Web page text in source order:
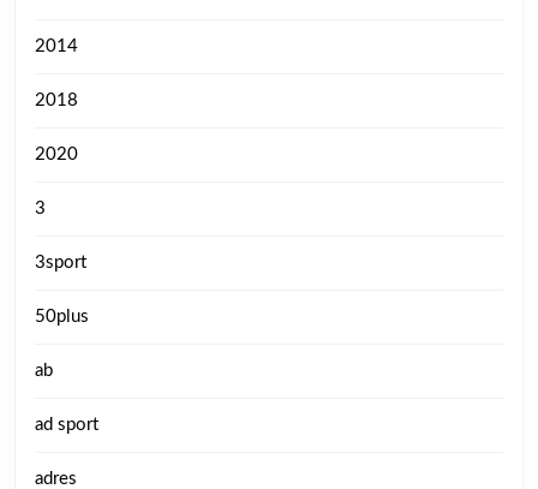
2014
2018
2020
3
3sport
50plus
ab
ad sport
adres